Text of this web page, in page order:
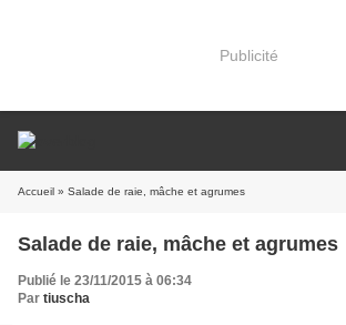
Publicité
Accueil » Salade de raie, mâche et agrumes
Salade de raie, mâche et agrumes
Publié le 23/11/2015 à 06:34
Par tiuscha